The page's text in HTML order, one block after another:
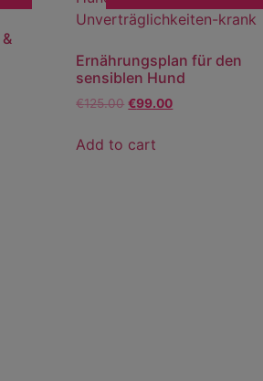
Ernährungsplan für den
sensiblen Hund
€125.00 €99.00
Add to cart